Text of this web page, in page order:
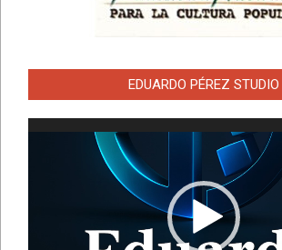
EDUARDO PÉREZ STUDIO
Reproductor